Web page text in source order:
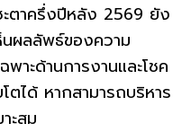
ตาครึ่งปีหลัง 2569 ยัง
นผลลัพธ์ของความ
าะด้านการงานและโชค
ตได้ หากสามารถบริหาร
ะสม